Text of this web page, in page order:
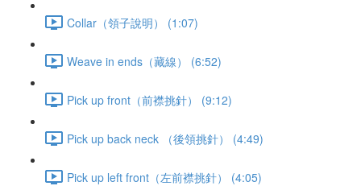
Collar（領子說明） (1:07)
Weave in ends（藏線） (6:52)
Pick up front（前襟挑針） (9:12)
Pick up back neck （後領挑針） (4:49)
Pick up left front（左前襟挑針） (4:05)